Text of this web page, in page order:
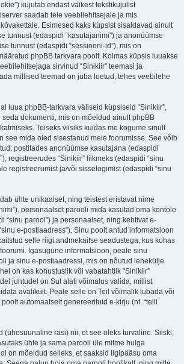
kujutab endast väikest tekstikujulist
saadab teie veebilehitsejale ja mis
Esimesed kaks küpsist sisaldavad ainult
tunnust (edaspidi “kasutajanimi”) ja anonüümse
tunnust (edaspidi “sessiooni-id”), mis on
phpBB tarkvara poolt. Kolmas küpsis luuakse
sirvinud “Sinikiir” teemasi ja
millised teemad on juba loetud, tehes veebilehe
luua phpBB-tarkvara väliseid küpsiseid “Sinikiir”,
dokumenti, mis on mõeldud ainult phpBB
Teiseks viisiks kuidas me kogume sinult
see mida oled sisestanud meie foorumisse. See võib
postitades anonüümse kasutajana (edaspidi
registreerudes “Sinikiir” liikmeks (edaspidi “sinu
registreerumist ja/või sisselogimist (edaspidi “sinu
ühte unikaalset, ning teistest eristavat nime
personaalset parooli mida kasutad oma kontole
“sinu parool”) ja personaalset, ning kehtivat e-
e-postiaadress”). Sinu poolt antud informatsioon
selle riigi andmekaitse seadustega, kus kohas
Igasugune informatsioon, peale sinu
ja sinu e-postiaadressi, mis on nõutud lehekülje
on kas kohustuslik või vabatahtlik “Sinikiir”
juhtudel on Sul alati võimalus valida, millist
avalikult. Peale selle on Teil võimalik lubada või
automaatselt genereerituid e-kirju (nt. “telli
(ühesuunaline räsi) nii, et see oleks turvaline. Siiski,
ühte ja sama parooli üle mitme hulga
on mõeldud selleks, et saaksid ligipääsu oma